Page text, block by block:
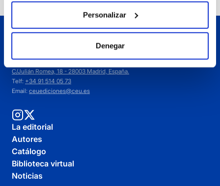
Personalizar
Denegar
C/Julián Romea, 18 - 28003 Madrid, España.
Telf: +34 91 514 05 73
Email: ceuediciones@ceu.es
La editorial
Autores
Catálogo
Biblioteca virtual
Noticias